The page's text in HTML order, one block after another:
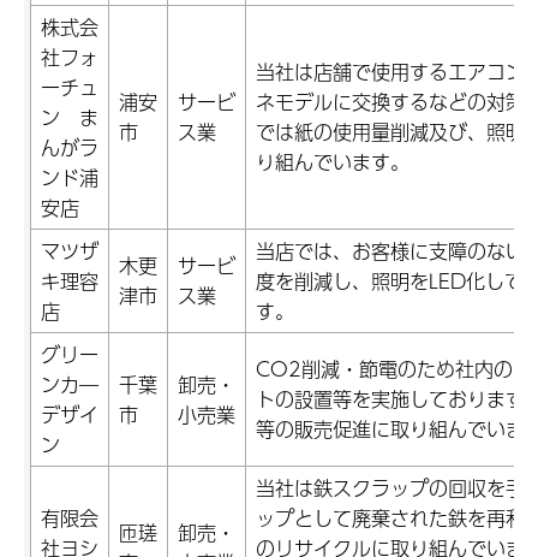
株式会
社フォ
ーチュ
ン ま
んがラ
ンド浦
安店
浦安
市
サービ
ス業
当社は店舗で使用するエアコン
ネモデルに交換するなどの対策
では紙の使用量削減及び、照明
り組んでいます。
マツザ
キ理容
店
木更
津市
サービ
ス業
当店では、お客様に支障のない
度を削減し、照明をLED化して
す。
グリー
ンカ―
デザイ
ン
千葉
市
卸売・
小売業
CO2削減・節電のため社内の
トの設置等を実施しておりま
等の販売促進に取り組んでいま
有限会
社ヨシ
匝瑳
卸売・
当社は鉄スクラップの回収を手
ップとして廃棄された鉄を再利
のリサイクルに取り組んでいま